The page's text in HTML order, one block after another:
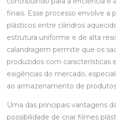
finais. Esse processo envolve a
plásticos entre cilindros
estrutura uniforme e de alta
calandragem permite que os
produzidos com características
exigências do mercado,
ao armazenamento de
Uma das principais vantagens
possibilidade de criar filmes